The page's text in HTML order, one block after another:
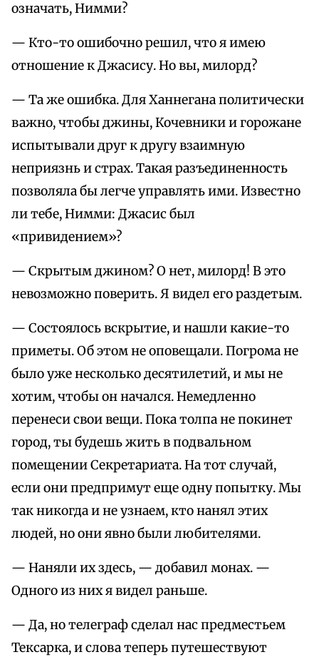
означать, Нимми?
— Кто-то ошибочно решил, что я имею
отношение к Джасису. Но вы, милорд?
— Та же ошибка. Для Ханнегана политически
важно, чтобы джины, Кочевники и горожане
испытывали друг к другу взаимную
неприязнь и страх. Такая разъединенность
позволяла бы легче управлять ими. Известно
ли тебе, Нимми: Джасис был
«привидением»?
— Скрытым джином? О нет, милорд! В это
невозможно поверить. Я видел его раздетым.
— Состоялось вскрытие, и нашли какие-то
приметы. Об этом не оповещали. Погрома не
было уже несколько десятилетий, и мы не
хотим, чтобы он начался. Немедленно
перенеси свои вещи. Пока толпа не покинет
город, ты будешь жить в подвальном
помещении Секретариата. На тот случай,
если они предпримут еще одну попытку. Мы
так никогда и не узнаем, кто нанял этих
людей, но они явно были любителями.
— Наняли их здесь, — добавил монах. —
Одного из них я видел раньше.
— Да, но телеграф сделал нас предместьем
Тексарка, и слова теперь путешествуют